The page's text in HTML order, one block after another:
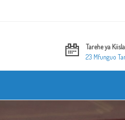
Tarehe ya
23 Mfunguo